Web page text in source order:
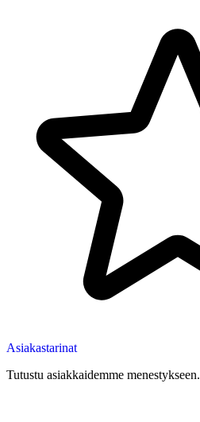
Asiakastarinat
Tutustu asiakkaidemme menestykseen.